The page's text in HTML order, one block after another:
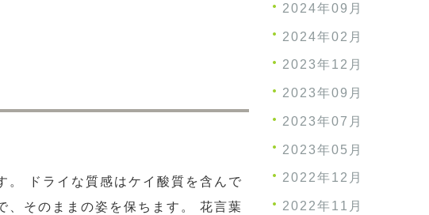
。 ドライな質感はケイ酸質を含んで
、そのままの姿を保ちます。 花言葉
2024年09月
2024年02月
2023年12月
2023年09月
2023年07月
2023年05月
2022年12月
2022年11月